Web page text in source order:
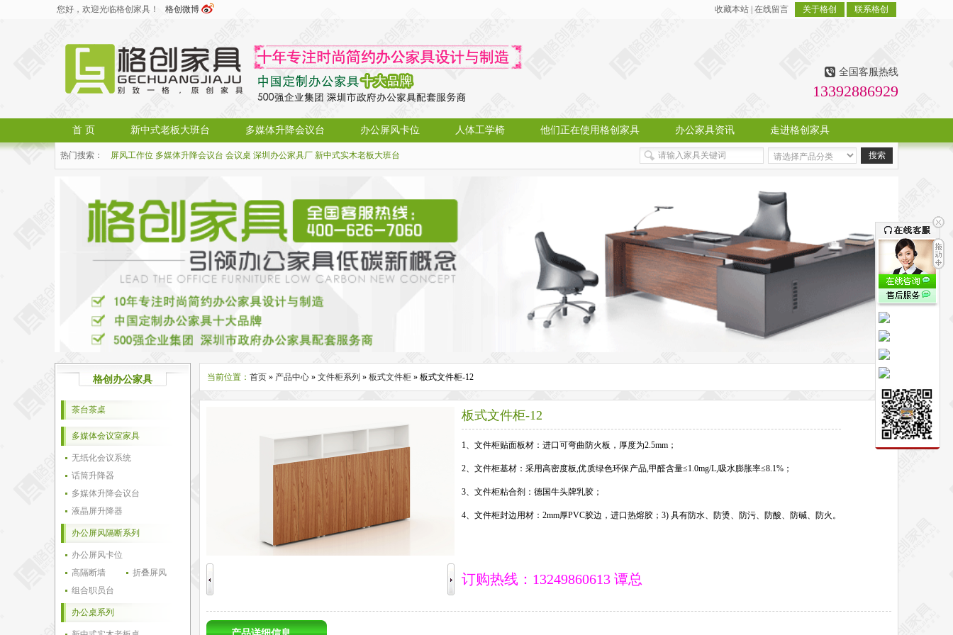
您好，欢迎光临格创家具！ 格创微博 收藏本站 在线留言 关于格创 联系格创
全国客服热线
13392886929
首 页 新中式老板大班台 多媒体升降会议台 办公屏风卡位 人体工学椅 他们正在使用格创家具 办公家具资讯 走进格创家具
热门搜索： 屏风工作位 多媒体升降会议台 会议桌 深圳办公家具厂 新中式实木老板大班台
格创办公家具
茶台茶桌
多媒体会议室家具
无纸化会议系统
话筒升降器
多媒体升降会议台
液晶屏升降器
办公屏风隔断系列
办公屏风卡位
高隔断墙
折叠屏风
组合职员台
办公桌系列
当前位置： 首页 » 产品中心 » 文件柜系列 » 板式文件柜 » 板式文件柜-12
板式文件柜-12
1、文件柜贴面板材：进口可弯曲防火板，厚度为2.5mm；
2、文件柜基材：采用高密度板,优质绿色环保产品,甲醛含量≤1.0mg/L,吸水膨胀率≤8.1%；
3、文件柜粘合剂：德国牛头牌乳胶；
4、文件柜封边用材：2mm厚PVC胶边，进口热熔胶；3) 具有防水、防烫、防污、防酸、防碱、防火。
订购热线：13249860613 谭总